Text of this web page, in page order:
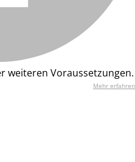
weiteren Voraussetzungen.
Mehr erfahren